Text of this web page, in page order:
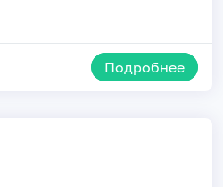
Подробнее